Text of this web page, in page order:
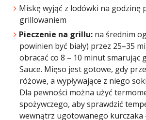
Miskę wyjąć z lodówki na godzinę
grillowaniem
Pieczenie na grillu: na średnim
powinien być biały) przez 25–35
obracać co 8 – 10 minut smarując
Sauce. Mięso jest gotowe, gdy
różowe, a wypływające z niego
Dla pewności można użyć
spożywczego, aby sprawdzić
wewnątrz ugotowanego kurczaka